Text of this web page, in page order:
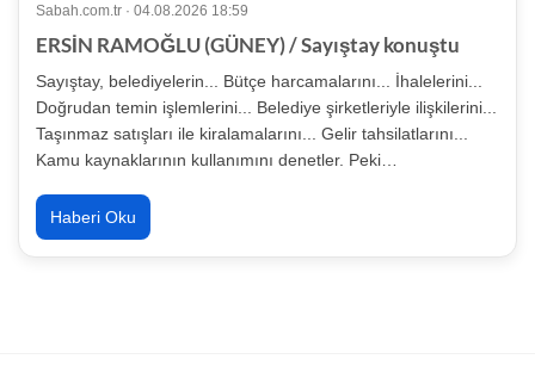
Sabah.com.tr · 04.08.2026 18:59
ERSİN RAMOĞLU (GÜNEY) / Sayıştay konuştu
Sayıştay, belediyelerin... Bütçe harcamalarını... İhalelerini...
Doğrudan temin işlemlerini... Belediye şirketleriyle ilişkilerini...
Taşınmaz satışları ile kiralamalarını... Gelir tahsilatlarını...
Kamu kaynaklarının kullanımını denetler. Peki…
Haberi Oku